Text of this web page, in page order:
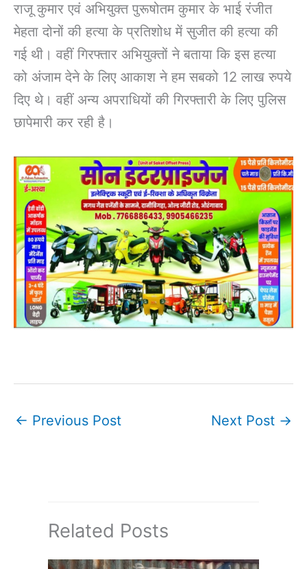
राजू कुमार एवं अभियुक्त पुरूषोतम कुमार के भाई रंजीत
मेहता दोनों की हत्या के प्रतिशोध में सुजीत की हत्या की
गई थी। वहीं गिरफ्तार अभियुक्तों ने बताया कि इस हत्या
को अंजाम देने के लिए आकाश ने हम सबको 12 लाख रुपये
दिए थे। वहीं अन्य अपराधियों की गिरफ्तारी के लिए पुलिस
छापेमारी कर रही है।
← Previous Post Next Post →
Related Posts